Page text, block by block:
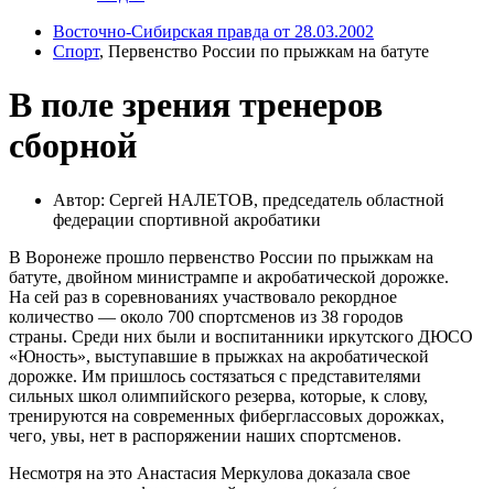
Восточно-Сибирская правда от 28.03.2002
Спорт, Первенство России по прыжкам на батуте
В поле зрения тренеров
сборной
Автор: Сергей НАЛЕТОВ, председатель областной
федерации спортивной акробатики
В Воронеже прошло первенство России по прыжкам на
батуте, двойном министрампе и акробатической дорожке.
На сей раз в соревнованиях участвовало рекордное
количество — около 700 спортсменов из 38 городов
страны. Среди них были и воспитанники иркутского ДЮСО
«Юность», выступавшие в прыжках на акробатической
дорожке. Им пришлось состязаться с представителями
сильных школ олимпийского резерва, которые, к слову,
тренируются на современных фиберглассовых дорожках,
чего, увы, нет в распоряжении наших спортсменов.
Несмотря на это Анастасия Меркулова доказала свое